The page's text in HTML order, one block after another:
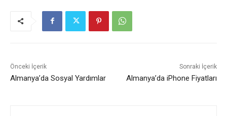
Önceki İçerik
Almanya’da Sosyal Yardımlar
Sonraki İçerik
Almanya’da iPhone Fiyatları